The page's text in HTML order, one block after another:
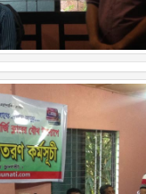
চুনতি ডট কম এবং সিনার্জি ক্লাবের যৌথ উদ্যেগে শীত
বস্ত্র বিতরণ